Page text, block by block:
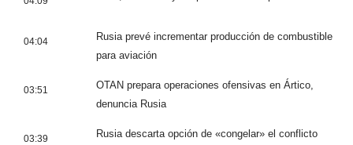
04:04
Rusia prevé incrementar producción de combustible
para aviación
03:51
OTAN prepara operaciones ofensivas en Ártico,
denuncia Rusia
03:39
Rusia descarta opción de «congelar» el conflicto